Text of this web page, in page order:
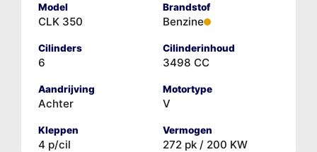
Model
CLK 350
Brandstof
Benzine
Cilinders
6
Cilinderinhoud
3498 CC
Aandrijving
Achter
Motortype
V
Kleppen
4 p/cil
Vermogen
272 pk / 200 KW